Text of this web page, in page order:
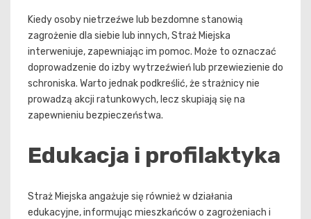
Kiedy osoby nietrzeźwe lub bezdomne stanowią
zagrożenie dla siebie lub innych, Straż Miejska
interweniuje, zapewniając im pomoc. Może to oznaczać
doprowadzenie do izby wytrzeźwień lub przewiezienie do
schroniska. Warto jednak podkreślić, że strażnicy nie
prowadzą akcji ratunkowych, lecz skupiają się na
zapewnieniu bezpieczeństwa.
Edukacja i profilaktyka
Straż Miejska angażuje się również w działania
edukacyjne, informując mieszkańców o zagrożeniach i